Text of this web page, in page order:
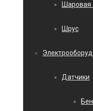
Шаровая
Шрус
Датчики